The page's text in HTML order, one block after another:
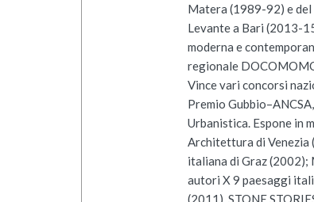
Matera (1989-92) e
Levante a Bari (2013-
moderna e
regionale
Vince vari concorsi
Premio
Urbanistica. Espone in
Architettura di Venezia
italiana di Graz
autori X 9 paesaggi
(2011), STONE